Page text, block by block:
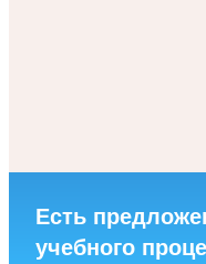
Есть
учебного